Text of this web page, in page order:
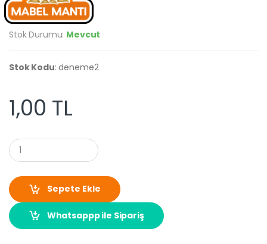
Stok Durumu: Mevcut
Stok Kodu: deneme2
1,00 TL
Sepete Ekle
Whatsappp ile Sipariş